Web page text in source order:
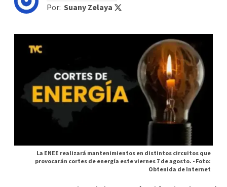
Por: Suany Zelaya
La ENEE realizará mantenimientos en distintos circuitos que
provocarán cortes de energía este viernes 7 de agosto. -Foto:
Obtenida de Internet